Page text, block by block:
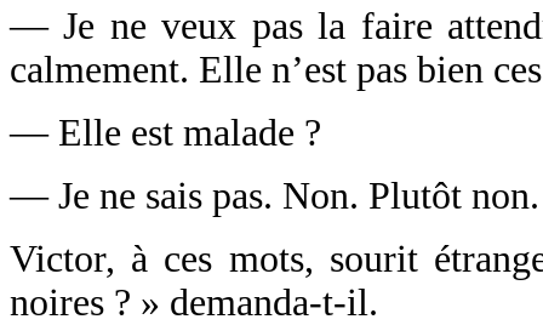
— Je ne veux pas la faire
calmement. Elle n’est pas bien
— Elle est malade ?
— Je ne sais pas. Non. Plutôt
Victor, à ces mots, sourit
noires ? » demanda-t-il.